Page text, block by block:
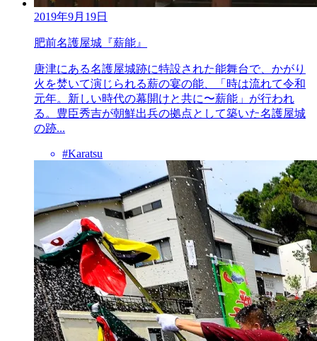
2019年9月19日
肥前名護屋城『薪能』
唐津にある名護屋城跡に特設された能舞台で、かがり
火を焚いて演じられる薪の宴の能、「時は流れて令和
元年。新しい時代の幕開けと共に〜薪能」が行われ
る。豊臣秀吉が朝鮮出兵の拠点として築いた名護屋城
の跡...
#Karatsu